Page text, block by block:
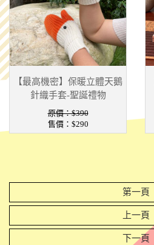
【最高機密】保暖立體天鵝
針織手套-聖誕禮物
原價：$390
售價： $290
第一頁
上一頁
下一頁